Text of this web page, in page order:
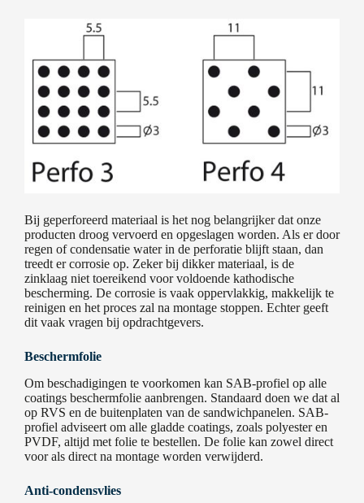
Bij geperforeerd materiaal is het nog belangrijker dat onze
producten droog vervoerd en opgeslagen worden. Als er door
regen of condensatie water in de perforatie blijft staan, dan
treedt er corrosie op. Zeker bij dikker materiaal, is de
zinklaag niet toereikend voor voldoende kathodische
bescherming. De corrosie is vaak oppervlakkig, makkelijk te
reinigen en het proces zal na montage stoppen. Echter geeft
dit vaak vragen bij opdrachtgevers.
Beschermfolie
Om beschadigingen te voorkomen kan SAB-profiel op alle
coatings beschermfolie aanbrengen. Standaard doen we dat al
op RVS en de buitenplaten van de sandwichpanelen. SAB-
profiel adviseert om alle gladde coatings, zoals polyester en
PVDF, altijd met folie te bestellen. De folie kan zowel direct
voor als direct na montage worden verwijderd.
Anti-condensvlies